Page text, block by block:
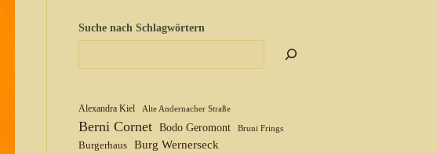
Suche nach Schlagwörtern
Alexandra Kiel Alte Andernacher Straße
Berni Cornet Bodo Geromont Bruni Frings
Burgerhaus Burg Wernerseck